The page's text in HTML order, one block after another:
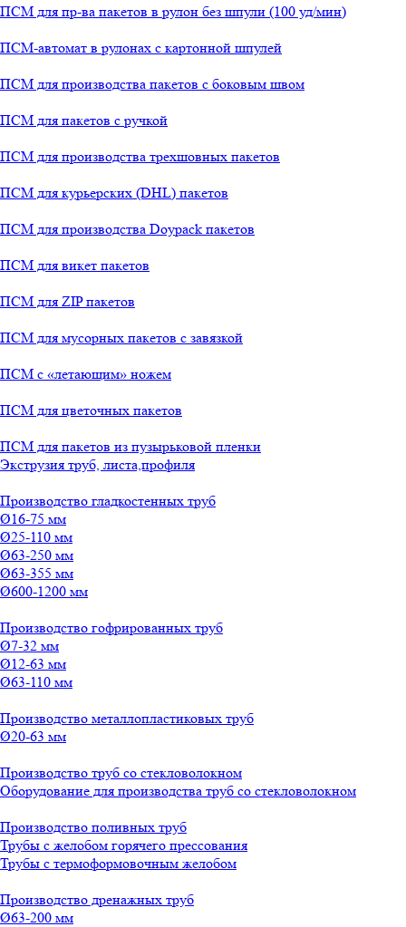
ПСМ для пр-ва пакетов в рулон без шпули (100 уд/мин)
ПСМ-автомат в рулонах с картонной шпулей
ПСМ для производства пакетов с боковым швом
ПСМ для пакетов с ручкой
ПСМ для производства трехшовных пакетов
ПСМ для курьерских (DHL) пакетов
ПСМ для производства Doypack пакетов
ПСМ для викет пакетов
ПСМ для ZIP пакетов
ПСМ для мусорных пакетов с завязкой
ПСМ с «летающим» ножем
ПСМ для цветочных пакетов
ПСМ для пакетов из пузырьковой пленки
Экструзия труб, листа,профиля
Производство гладкостенных труб
Ø16-75 мм
Ø25-110 мм
Ø63-250 мм
Ø63-355 мм
Ø600-1200 мм
Производство гофрированных труб
Ø7-32 мм
Ø12-63 мм
Ø63-110 мм
Производство металлопластиковых труб
Ø20-63 мм
Производство труб со стекловолокном
Оборудование для производства труб со стекловолокном
Производство поливных труб
Трубы с желобом горячего прессования
Трубы с термоформовочным желобом
Производство дренажных труб
Ø63-200 мм